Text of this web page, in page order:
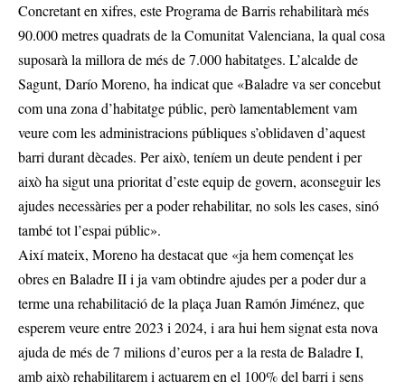
Concretant en xifres, este Programa de Barris rehabilitarà més
90.000 metres quadrats de la Comunitat Valenciana, la qual cosa
suposarà la millora de més de 7.000 habitatges. L’alcalde de
Sagunt, Darío Moreno, ha indicat que «Baladre va ser concebut
com una zona d’habitatge públic, però lamentablement vam
veure com les administracions públiques s’oblidaven d’aquest
barri durant dècades. Per això, teníem un deute pendent i per
això ha sigut una prioritat d’este equip de govern, aconseguir les
ajudes necessàries per a poder rehabilitar, no sols les cases, sinó
també tot l’espai públic».
Així mateix, Moreno ha destacat que «ja hem començat les
obres en Baladre II i ja vam obtindre ajudes per a poder dur a
terme una rehabilitació de la plaça Juan Ramón Jiménez, que
esperem veure entre 2023 i 2024, i ara hui hem signat esta nova
ajuda de més de 7 milions d’euros per a la resta de Baladre I,
amb això rehabilitarem i actuarem en el 100% del barri i sens